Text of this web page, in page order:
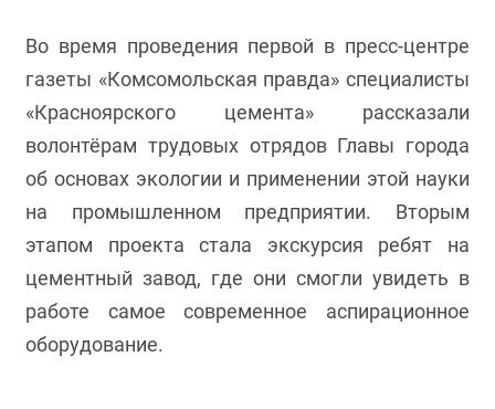
Во время проведения первой в пресс-центре
газеты «Комсомольская правда» специалисты
«Красноярского цемента» рассказали
волонтёрам трудовых отрядов Главы города
об основах экологии и применении этой науки
на промышленном предприятии. Вторым
этапом проекта стала экскурсия ребят на
цементный завод, где они смогли увидеть в
работе самое современное аспирационное
оборудование.